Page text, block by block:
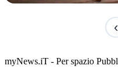
Classic Contest 3vs3
📅 6 Agosto 2026 · 09:00 · 📍
‹
myNews.iT - Per spazio